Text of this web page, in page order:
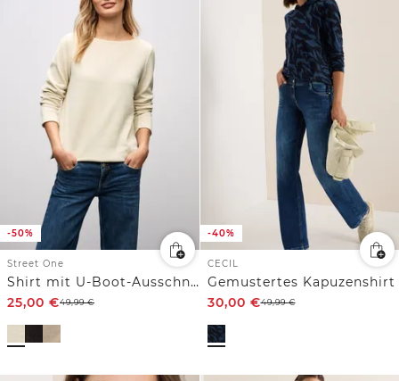
-50%
Street One
Shirt mit U-Boot-Ausschnitt
25,00 €49,99€
-40%
CECIL
Gemustertes Kapuzenshirt
30,00 €49,99€